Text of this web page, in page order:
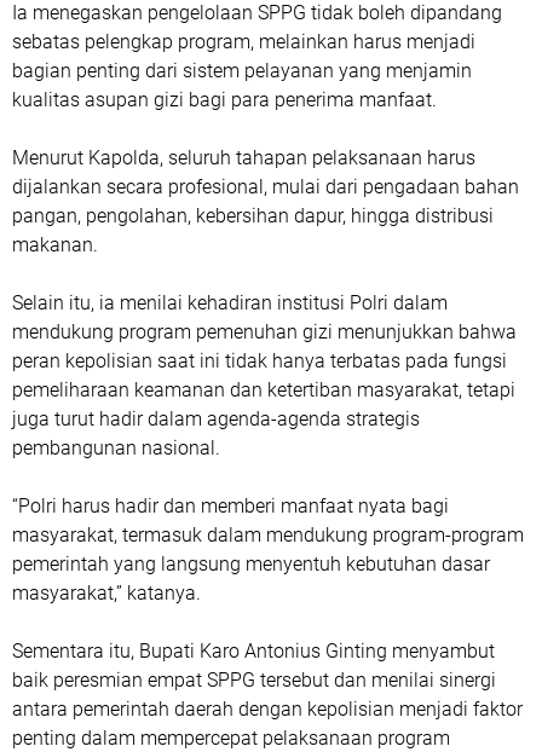
Ia menegaskan pengelolaan SPPG tidak boleh dipandang
sebatas pelengkap program, melainkan harus menjadi
bagian penting dari sistem pelayanan yang menjamin
kualitas asupan gizi bagi para penerima manfaat.
Menurut Kapolda, seluruh tahapan pelaksanaan harus
dijalankan secara profesional, mulai dari pengadaan bahan
pangan, pengolahan, kebersihan dapur, hingga distribusi
makanan.
Selain itu, ia menilai kehadiran institusi Polri dalam
mendukung program pemenuhan gizi menunjukkan bahwa
peran kepolisian saat ini tidak hanya terbatas pada fungsi
pemeliharaan keamanan dan ketertiban masyarakat, tetapi
juga turut hadir dalam agenda-agenda strategis
pembangunan nasional.
“Polri harus hadir dan memberi manfaat nyata bagi
masyarakat, termasuk dalam mendukung program-program
pemerintah yang langsung menyentuh kebutuhan dasar
masyarakat,” katanya.
Sementara itu, Bupati Karo Antonius Ginting menyambut
baik peresmian empat SPPG tersebut dan menilai sinergi
antara pemerintah daerah dengan kepolisian menjadi faktor
penting dalam mempercepat pelaksanaan program